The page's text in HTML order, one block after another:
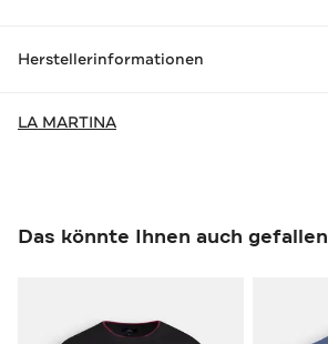
Herstellerinformationen
LA MARTINA
Das könnte Ihnen auch gefallen